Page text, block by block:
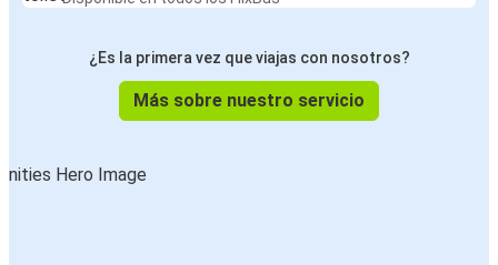
¿Es la primera vez que viajas con nosotros?
Más sobre nuestro servicio